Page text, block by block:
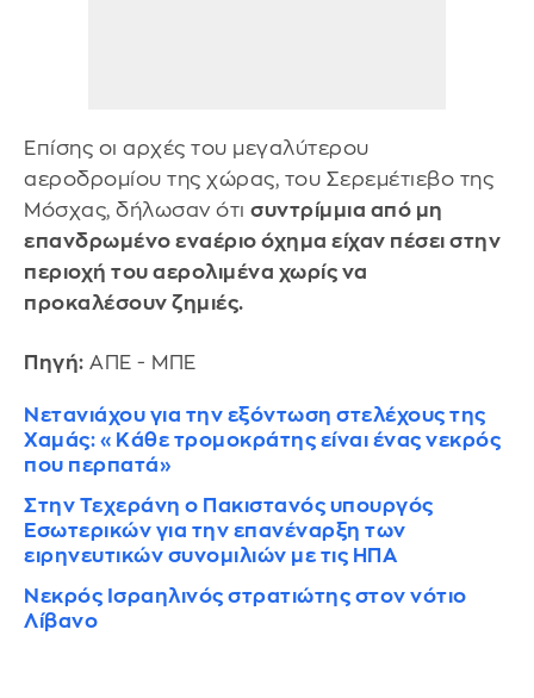
Επίσης οι αρχές του μεγαλύτερου
αεροδρομίου της χώρας, του Σερεμέτιεβο της
Μόσχας, δήλωσαν ότι συντρίμμια από μη
επανδρωμένο εναέριο όχημα είχαν πέσει στην
περιοχή του αερολιμένα χωρίς να
προκαλέσουν ζημιές.
Πηγή: ΑΠΕ - ΜΠΕ
Νετανιάχου για την εξόντωση στελέχους της
Χαμάς: «Κάθε τρομοκράτης είναι ένας νεκρός
που περπατά»
Στην Τεχεράνη ο Πακιστανός υπουργός
Εσωτερικών για την επανέναρξη των
ειρηνευτικών συνομιλιών με τις ΗΠΑ
Νεκρός Ισραηλινός στρατιώτης στον νότιο
Λίβανο